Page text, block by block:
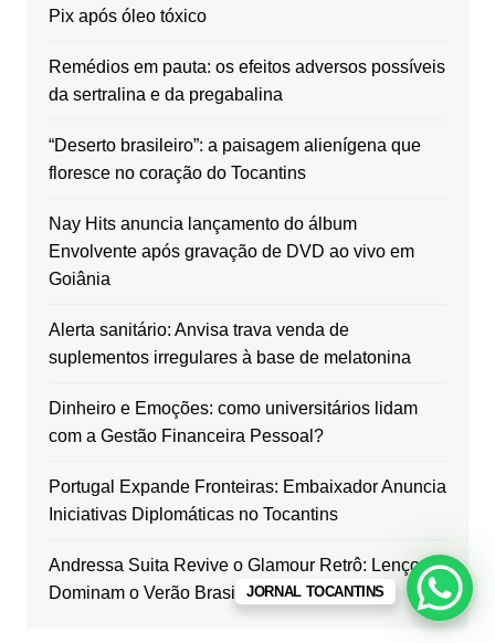
Pix após óleo tóxico
Remédios em pauta: os efeitos adversos possíveis
da sertralina e da pregabalina
“Deserto brasileiro”: a paisagem alienígena que
floresce no coração do Tocantins
Nay Hits anuncia lançamento do álbum
Envolvente após gravação de DVD ao vivo em
Goiânia
Alerta sanitário: Anvisa trava venda de
suplementos irregulares à base de melatonina
Dinheiro e Emoções: como universitários lidam
com a Gestão Financeira Pessoal?
Portugal Expande Fronteiras: Embaixador Anuncia
Iniciativas Diplomáticas no Tocantins
Andressa Suita Revive o Glamour Retrô: Lenços
Dominam o Verão BrasileiroJORNAL TOCANTINS